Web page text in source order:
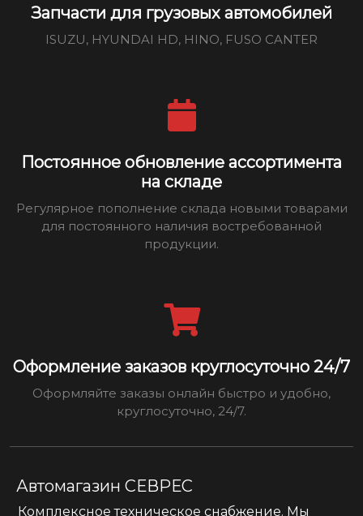
Запчасти для грузовых автомобилей
ISUZU, HYUNDAI HD, HINO, FUSO CANTER
Постоянное обновление ассортимента
на складе
Регулярное пополнение склада новыми товарами
для постоянного наличия востребованной
продукции.
Оформление заказов круглосуточно 24/7
Оформляйте заказы онлайн быстро и удобно,
круглосуточно, 24/7.
Автомагазин СЕВРЕС
Комплексное техническое снабжение. Мы